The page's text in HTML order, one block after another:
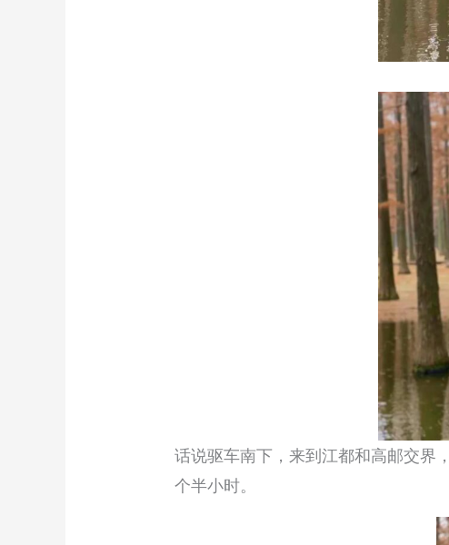
话说驱车南下，来到江都和高邮交界
个半小时。